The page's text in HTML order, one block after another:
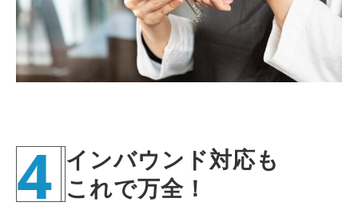
4 インバウンド対応も
これで万全！